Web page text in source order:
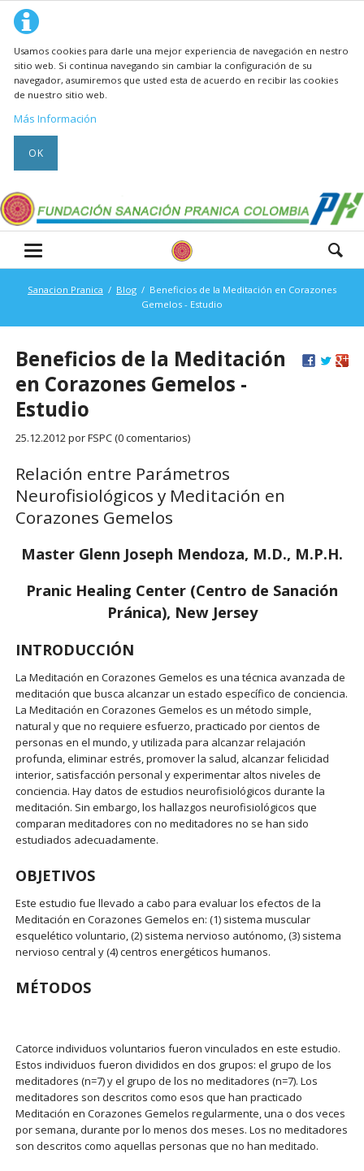
Usamos cookies para darle una mejor experiencia de navegación en nestro
sitio web. Si continua navegando sin cambiar la configuración de su
navegador, asumiremos que usted esta de acuerdo en recibir las cookies
de nuestro sitio web.
Más Información
OK
Sanacion Pranica Blog
Beneficios de la Meditación en Corazones
Gemelos - Estudio
Beneficios de la Meditación
en Corazones Gemelos -
Estudio
25.12.2012por FSPC (0 comentarios)
Relación entre Parámetros
Neurofisiológicos y Meditación en
Corazones Gemelos
Master Glenn Joseph Mendoza, M.D., M.P.H.
Pranic Healing Center (Centro de Sanación
Pránica), New Jersey
INTRODUCCIÓN
La Meditación en Corazones Gemelos es una técnica avanzada de
meditación que busca alcanzar un estado específico de conciencia.
La Meditación en Corazones Gemelos es un método simple,
natural y que no requiere esfuerzo, practicado por cientos de
personas en el mundo, y utilizada para alcanzar relajación
profunda, eliminar estrés, promover la salud, alcanzar felicidad
interior, satisfacción personal y experimentar altos niveles de
conciencia. Hay datos de estudios neurofisiológicos durante la
meditación. Sin embargo, los hallazgos neurofisiológicos que
comparan meditadores con no meditadores no se han sido
estudiados adecuadamente.
OBJETIVOS
Este estudio fue llevado a cabo para evaluar los efectos de la
Meditación en Corazones Gemelos en: (1) sistema muscular
esquelético voluntario, (2) sistema nervioso autónomo, (3) sistema
nervioso central y (4) centros energéticos humanos.
MÉTODOS
Catorce individuos voluntarios fueron vinculados en este estudio.
Estos individuos fueron divididos en dos grupos: el grupo de los
meditadores (n=7) y el grupo de los no meditadores (n=7). Los
meditadores son descritos como esos que han practicado
Meditación en Corazones Gemelos regularmente, una o dos veces
por semana, durante por lo menos dos meses. Los no meditadores
son descritos como aquellas personas que no han meditado.